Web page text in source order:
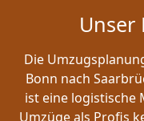
Unser
Die
Bonn nach
ist eine logistische
Umzüge als Profis